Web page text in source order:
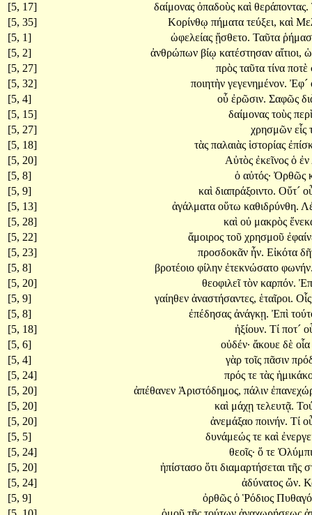
[5, 17]
δαίμονας ὀπαδοὺς καὶ θεράποντας.
[5, 35]
Κορίνθῳ πήματα τεύξει, καὶ
[5, 1]
ὠφελείας ᾔσθετο. Ταῦτα
[5, 2]
ἀνθρώπων βίῳ κατέστησαν αἴτιοι,
[5, 27]
πρὸς ταῦτα τίνα ποτὲ
[5, 32]
ποιητὴν γεγενημένον. Ἐφ´
[5, 4]
οὗ ἐρῶσιν. Σαφῶς
[5, 15]
δαίμονας τοὺς
[5, 27]
χρησμῶν εἷς
[5, 18]
τὰς παλαιὰς ἱστορίας
[5, 20]
Αὐτὸς ἐκεῖνος ὁ ἐν
[5, 8]
ὁ αὐτός· Ὀρθῶς
[5, 9]
καὶ διαπράξοιντο. Οὔτ´
[5, 13]
ἀγάλματα οὕτω καθιδρύνθη.
[5, 28]
καὶ οὐ μακρὸς
[5, 22]
ἄμοιρος τοῦ χρησμοῦ
[5, 23]
προσδοκᾶν ἦν. Εἰκότα
[5, 8]
βροτέοιο φίλην ἐτεκνώσατο
[5, 20]
θεοφιλεῖτὸν καρπόν.
[5, 9]
γαίηθεν ἀναστήσαντες, ἑταῖροι.
[5, 8]
ἐπέδησας ἀνάγκῃ. Ἐπὶ
[5, 18]
ἠξίουν. Τί ποτ´
[5, 6]
οὐδέν· ἄκουε δὲ οἷα
[5, 4]
γὰρ τοῖς πᾶσιν
[5, 24]
πρός τε τὰς
[5, 20]
ἀπέθανεν Ἀριστόδημος, πάλιν
[5, 20]
καὶ μάχῃ τελευτᾷ.
[5, 20]
ἀνεμάξαο ποινήν. Τί
[5, 5]
δυνάμεώς τε καὶ
[5, 24]
θεοῖς· ὅ τε
[5, 20]
ἠπίστασο ὅτι διαμαρτήσεται τῆς
[5, 24]
ἀδύνατος ὤν.
[5, 9]
ὀρθῶς ὁ Ῥόδιος